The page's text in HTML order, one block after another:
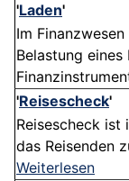
'Laden'
Im
Belastung
'Reisescheck'
Reisescheck ist
das Reisenden
Weiterlesen